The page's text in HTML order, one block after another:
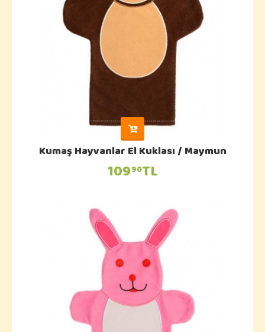
Kumaş Hayvanlar El Kuklası / Maymun
10990TL